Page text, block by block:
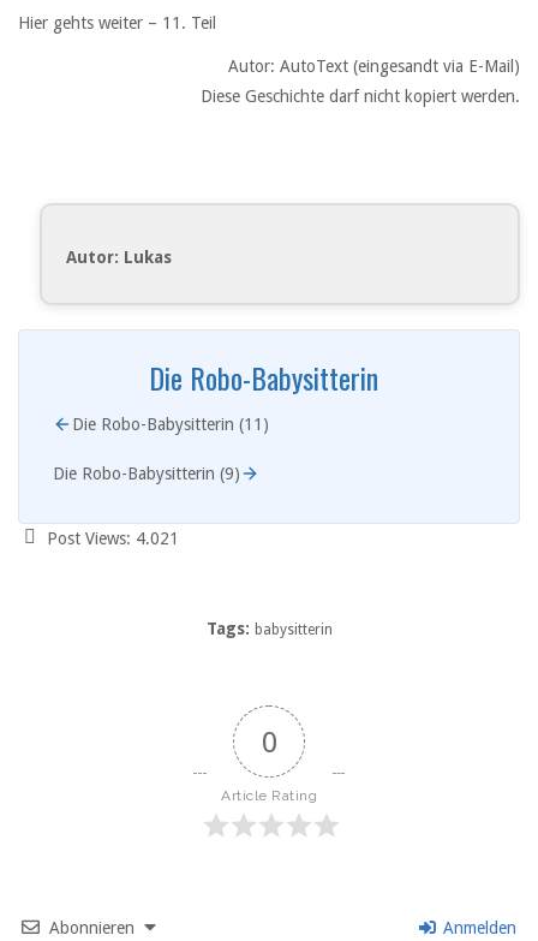
Hier gehts weiter – 11. Teil
Autor: AutoText (eingesandt via E-Mail)
Diese Geschichte darf nicht kopiert werden.
Autor: Lukas
Die Robo-Babysitterin
Die Robo-Babysitterin (11)
Die Robo-Babysitterin (9)
Post Views: 4.021
Tags: babysitterin
0
Article Rating
Abonnieren Anmelden